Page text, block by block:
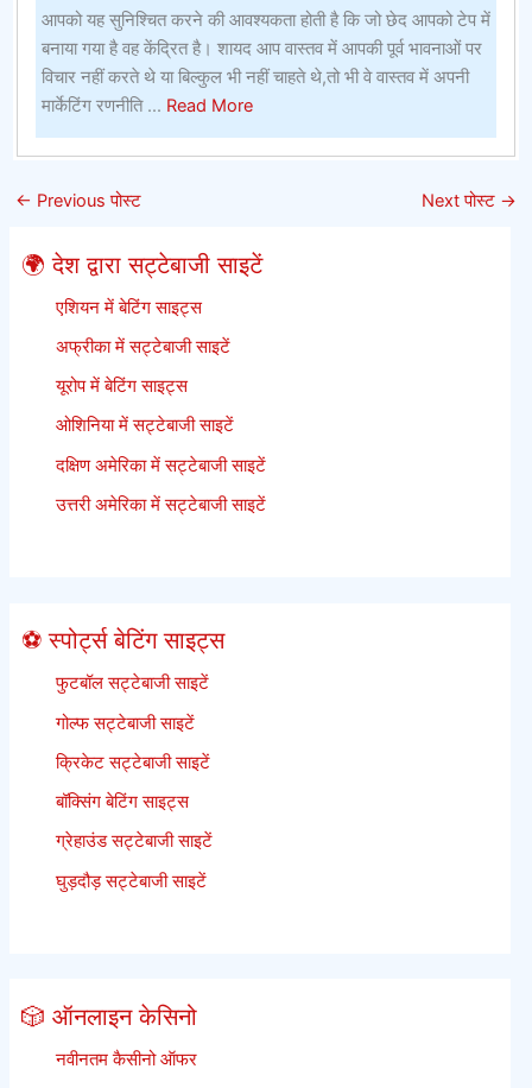
डार्ट्स
के
लिए
ऑनलाइन
आपको यह सुनिश्चित करने की आवश्यकता होती है कि जो छेद आपको टेप में
बनाया गया है वह केंद्रित है। शायद आप वास्तव में आपकी पूर्व भावनाओं पर
विचार नहीं करते थे या बिल्कुल भी नहीं चाहते थे,तो भी वे वास्तव में अपनी
मार्केटिंग रणनीति ... Read Moreabout
पनामा
विवरण
आपको
कभी
← Previous पोस्ट Next पोस्ट →
🌍 देश द्वारा सट्टेबाजी साइटें
एशियन में बेटिंग साइट्स
अफ्रीका में सट्टेबाजी साइटें
यूरोप में बेटिंग साइट्स
ओशिनिया में सट्टेबाजी साइटें
दक्षिण अमेरिका में सट्टेबाजी साइटें
उत्तरी अमेरिका में सट्टेबाजी साइटें
⚽ स्पोर्ट्स बेटिंग साइट्स
फुटबॉल सट्टेबाजी साइटें
गोल्फ सट्टेबाजी साइटें
क्रिकेट सट्टेबाजी साइटें
बॉक्सिंग बेटिंग साइट्स
ग्रेहाउंड सट्टेबाजी साइटें
घुड़दौड़ सट्टेबाजी साइटें
🎲 ऑनलाइन केसिनो
नवीनतम कैसीनो ऑफर